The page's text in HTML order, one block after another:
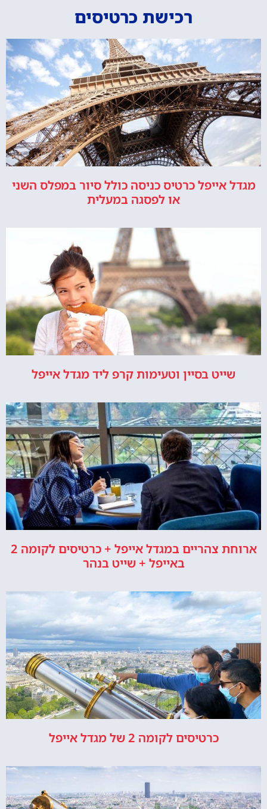
רכישת כרטיסים
מגדל אייפל כרטיס כניסה כולל סיור במפלס השני
או לפסגה במעלית
שייט בסיין וטעימות קרפ ליד מגדל אייפל
ארוחת צהריים במגדל אייפל + כרטיסים לקומה 2
באייפל + שייט בנהר
כרטיסים לקומה 2 של מגדל אייפל